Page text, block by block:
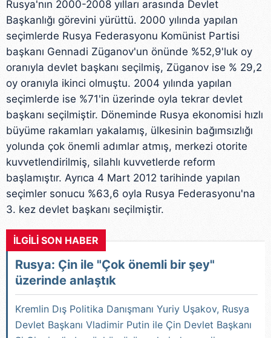
Rusya'nın 2000-2008 yılları arasında Devlet
Başkanlığı görevini yürüttü. 2000 yılında yapılan
seçimlerde Rusya Federasyonu Komünist Partisi
başkanı Gennadi Züganov'un önünde %52,9'luk oy
oranıyla devlet başkanı seçilmiş, Züganov ise % 29,2
oy oranıyla ikinci olmuştu. 2004 yılında yapılan
seçimlerde ise %71'in üzerinde oyla tekrar devlet
başkanı seçilmiştir. Döneminde Rusya ekonomisi hızlı
büyüme rakamları yakalamış, ülkesinin bağımsızlığı
yolunda çok önemli adımlar atmış, merkezi otorite
kuvvetlendirilmiş, silahlı kuvvetlerde reform
başlamıştır. Ayrıca 4 Mart 2012 tarihinde yapılan
seçimler sonucu %63,6 oyla Rusya Federasyonu'na
3. kez devlet başkanı seçilmiştir.
İLGİLİ SON HABER
Rusya: Çin ile "Çok önemli bir şey"
üzerinde anlaştık
Kremlin Dış Politika Danışmanı Yuriy Uşakov, Rusya
Devlet Başkanı Vladimir Putin ile Çin Devlet Başkanı